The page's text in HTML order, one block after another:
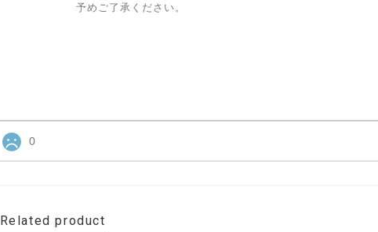
予めご了承ください。
0
Related product